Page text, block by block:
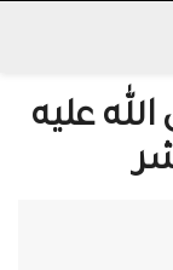
الله عليه